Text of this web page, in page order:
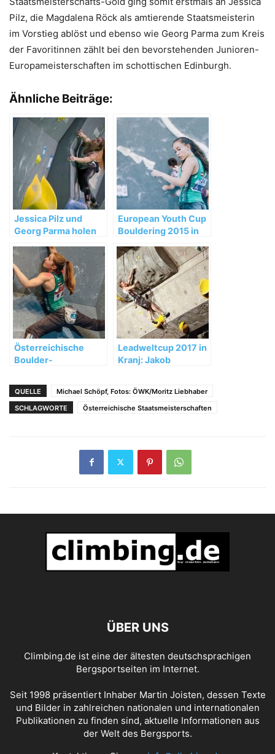
Pilz, die Magdalena Röck als amtierende Staatsmeisterin
im Vorstieg ablöst und ebenso wie Georg Parma zum Kreis
der Favoritinnen zählt bei den bevorstehenden Junioren-
Europameisterschaften im schottischen Edinburgh.
Ähnliche Beiträge:
Jessica Pilz und
Georg Parma holen
Staatsmeistertitel im
Bouldern
European Youth Cup
Bouldering 2015 in
Österreichs
Kletternachwuchs
holt vier Medaillen
Österreichische
Boulder-
2015: Gold für
Jessica Pilz und
Lukas Ennemoser
Leadweltcup 2017 in
Kranj: Jakob
QUELLE
Michael Schöpf, Fotos: ÖWK/Moritz Liebhaber
SCHLAGWORTE
Österreichische Staatsmeisterschaften
ÜBER UNS
Climbing.de ist eine der ältesten deutschsprachigen
Bergsportseiten im Internet.
Seit 1998 präsentiert Inhaber Martin Joisten, dessen Texte
und Bilder in zahlreichen nationalen und internationalen
Publikationen zu finden sind, aktuelle Informationen aus
der Welt des Bergsports.